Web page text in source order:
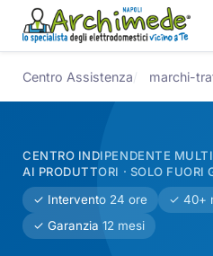
Centro Assistenza marchi-
CENTRO INDIPENDENTE
AI PRODUTTORI · SOLO FUORI
✓ Intervento 24 ore
✓ 40+
✓ Garanzia 12 mesi